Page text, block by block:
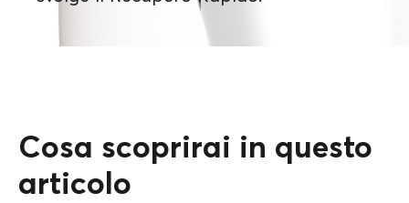
Cosa scoprirai in questo
articolo